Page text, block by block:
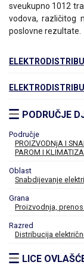
sveukupno 1012
vodova, različitog
poslovne rezultate.
PODRUČJE
Područje
PROIZVODNjA I
PAROM I
Oblast
Snabdijevanje
Grana
Proizvodnja,
Razred
Distribucija
LICE